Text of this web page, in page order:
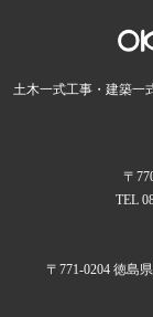
土木一式工事・建築一
〒
TEL
〒771-0204 徳島